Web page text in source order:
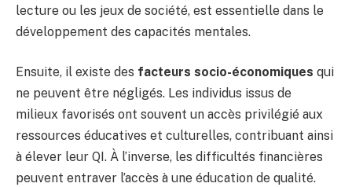
lecture ou les jeux de société, est essentielle dans le
développement des capacités mentales.
Ensuite, il existe des facteurs socio-économiques qui
ne peuvent être négligés. Les individus issus de
milieux favorisés ont souvent un accès privilégié aux
ressources éducatives et culturelles, contribuant ainsi
à élever leur QI. À l’inverse, les difficultés financières
peuvent entraver l’accès à une éducation de qualité.